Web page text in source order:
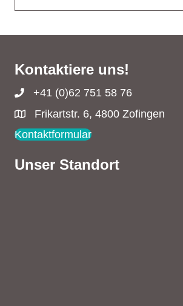
Kontaktiere uns!
+41 (0)62 751 58 76
Frikartstr. 6, 4800 Zofingen
Kontaktformular
Unser Standort